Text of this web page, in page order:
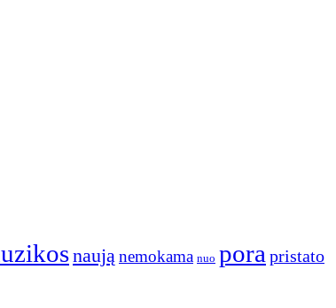
naują nemokama nuo pora pristato